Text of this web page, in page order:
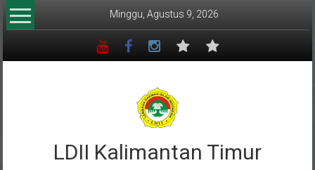
Lompat
ke
Minggu, Agustus 9, 2026
LDII Kalimantan Timur